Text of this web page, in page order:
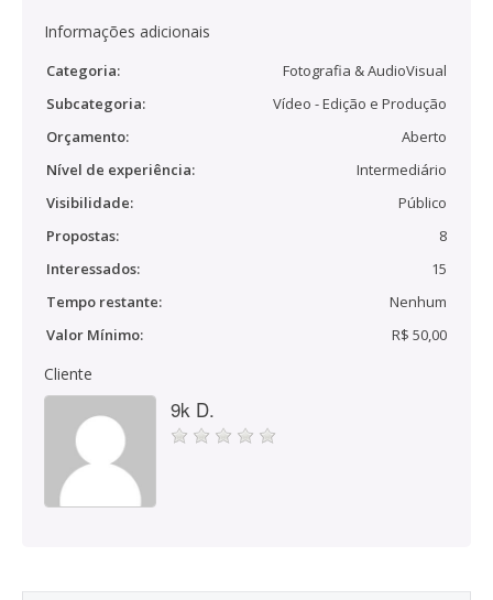
Informações adicionais
Categoria:
Fotografia & AudioVisual
Subcategoria:
Vídeo - Edição e Produção
Orçamento:
Aberto
Nível de experiência:
Intermediário
Visibilidade:
Público
Propostas:
8
Interessados:
15
Tempo restante:
Nenhum
Valor Mínimo:
R$ 50,00
Cliente
9k D.